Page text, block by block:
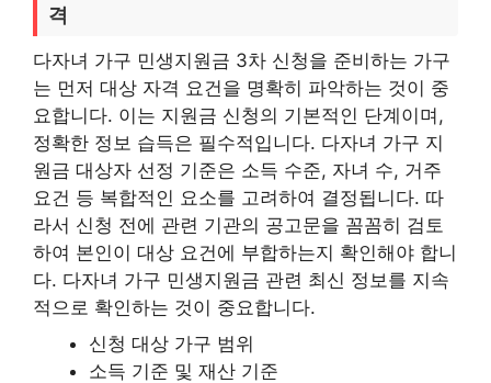
격
다자녀 가구 민생지원금 3차 신청을 준비하는 가구
는 먼저 대상 자격 요건을 명확히 파악하는 것이 중
요합니다. 이는 지원금 신청의 기본적인 단계이며,
정확한 정보 습득은 필수적입니다. 다자녀 가구 지
원금 대상자 선정 기준은 소득 수준, 자녀 수, 거주
요건 등 복합적인 요소를 고려하여 결정됩니다. 따
라서 신청 전에 관련 기관의 공고문을 꼼꼼히 검토
하여 본인이 대상 요건에 부합하는지 확인해야 합니
다. 다자녀 가구 민생지원금 관련 최신 정보를 지속
적으로 확인하는 것이 중요합니다.
신청 대상 가구 범위
소득 기준 및 재산 기준